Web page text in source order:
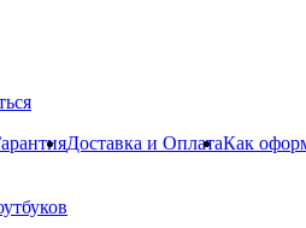
Доставка и ОплатаКак